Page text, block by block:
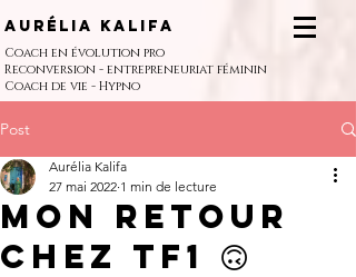
Aurélia Kalifa
Coach en évolution pro
Reconversion - entrepreneuriat féminin
Coach de vie - Hypno
Post
Mon retour
chez TF1 🙃
Aurélia Kalifa
27 mai 2022 1 min de lecture